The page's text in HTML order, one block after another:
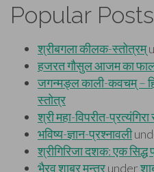
Popular Posts